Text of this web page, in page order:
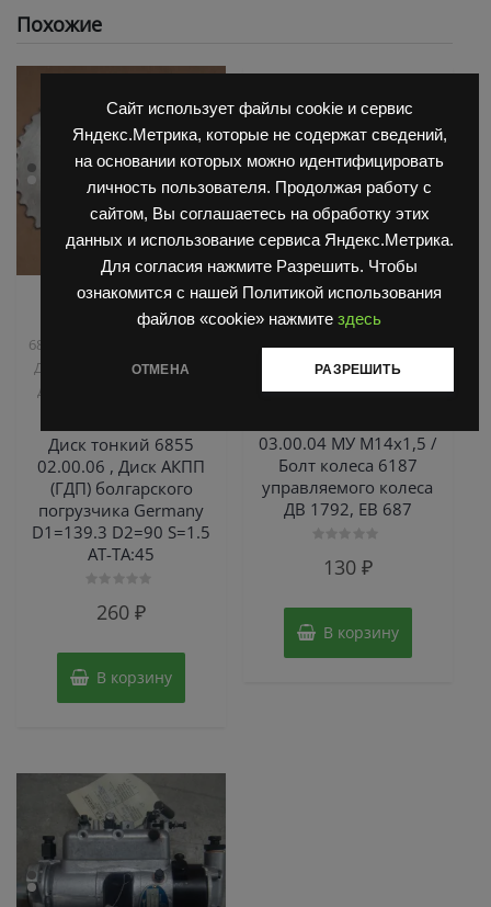
Сайт использует файлы cookie и сервис
Яндекс.Метрика, которые не содержат сведений,
на основании которых можно идентифицировать
личность пользователя. Продолжая работу с
сайтом, Вы соглашаетесь на обработку этих
данных и использование сервиса Яндекс.Метрика.
Для согласия нажмите Разрешить. Чтобы
ознакомится с нашей Политикой использования
файлов «cookie» нажмите здесь
ОТМЕНА РАЗРЕШИТЬ
Похожие
Запчасти Балканкар ,
Коробка ГДП(АКПП)
6860/6855/6870
ДВ 1661 , 1621
,Погрузчик
ДВ 1792, 1788, 1794, 1784,
Диск тонкий 6855
02.00.06 , Диск АКПП
(ГДП) болгарского
погрузчика Germany
D1=139.3 D2=90 S=1.5
AT-TA:45
260₽
В корзину
Запчасти Балканкар,
Погрузчик ДВ 1792, 1788,
1794, 1784, 1786,Погрузчик
Управляемый мост
ДВ 1792
03.00.04 МУ М14х1,5 /
Болт колеса 6187
управляемого колеса
ДВ 1792, ЕВ 687
130 ₽
В корзину